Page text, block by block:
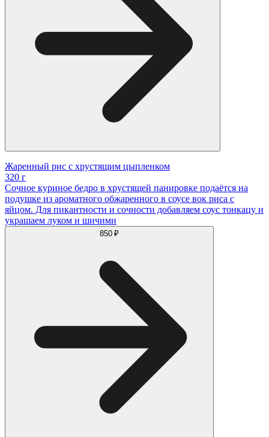
Жаренный рис с хрустящим цыпленком
320 г
Сочное куриное бедро в хрустящей панировке подаётся на
подушке из ароматного обжаренного в соусе вок риса с
яйцом. Для пикантности и сочности добавляем соус тонкацу и
украшаем луком и шичими
850 ₽